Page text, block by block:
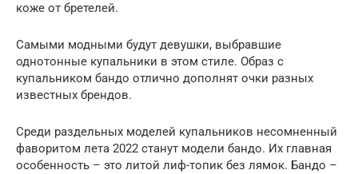
коже от бретелей.
Самыми модными будут девушки, выбравшие
однотонные купальники в этом стиле. Образ с
купальником бандо отлично дополнят очки разных
известных брендов.
Среди раздельных моделей купальников несомненный
фаворитом лета 2022 станут модели бандо. Их главная
особенность – это литой лиф-топик без лямок. Бандо –